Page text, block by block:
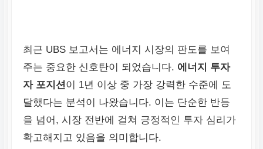
최근 UBS 보고서는 에너지 시장의 판도를 보여
주는 중요한 신호탄이 되었습니다. 에너지 투자
자 포지션 이 1년 이상 중 가장 강력한 수준에 도
달했다는 분석이 나왔습니다. 이는 단순한 반등
을 넘어, 시장 전반에 걸쳐 긍정적인 투자 심리가
확고해지고 있음을 의미합니다.